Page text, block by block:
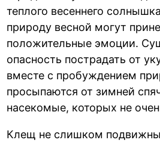
теплого весеннего
природу весной могут
положительные эмоции.
опасность пострадать от
вместе с пробуждением
просыпаются от зимней
насекомые, которых не
Клещ не слишком